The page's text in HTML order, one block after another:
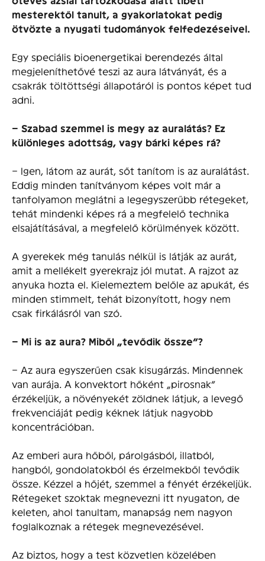
mesterektől tanult, a gyakorlatokat pedig
ötvözte a nyugati tudományok felfedezéseivel.
Egy speciális bioenergetikai berendezés által
megjeleníthetővé teszi az aura látványát, és a
csakrák töltöttségi állapotáról is pontos képet tud
adni.
– Szabad szemmel is megy az auralátás? Ez
különleges adottság, vagy bárki képes rá?
– Igen, látom az aurát, sőt tanítom is az auralátást.
Eddig minden tanítványom képes volt már a
tanfolyamon meglátni a legegyszerűbb rétegeket,
tehát mindenki képes rá a megfelelő technika
elsajátításával, a megfelelő körülmények között.
A gyerekek még tanulás nélkül is látják az aurát,
amit a mellékelt gyerekrajz jól mutat. A rajzot az
anyuka hozta el. Kielemeztem belőle az apukát, és
minden stimmelt, tehát bizonyított, hogy nem
csak firkálásról van szó.
– Mi is az aura? Miből „tevődik össze”?
– Az aura egyszerűen csak kisugárzás. Mindennek
van aurája. A konvektort hőként „pirosnak”
érzékeljük, a növényekét zöldnek látjuk, a levegő
frekvenciáját pedig kéknek látjuk nagyobb
koncentrációban.
Az emberi aura hőből, párolgásból, illatból,
hangból, gondolatokból és érzelmekből tevődik
össze. Kézzel a hőjét, szemmel a fényét érzékeljük.
Rétegeket szoktak megnevezni itt nyugaton, de
keleten, ahol tanultam, manapság nem nagyon
foglalkoznak a rétegek megnevezésével.
Az biztos, hogy a test közvetlen közelében